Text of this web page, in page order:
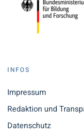
INFOS
Impressum
Redaktion und
Datenschutz